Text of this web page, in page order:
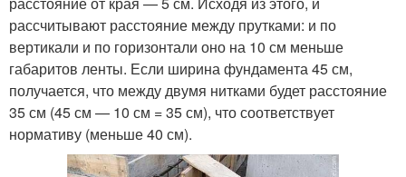
рассчитывают расстояние между прутками: и по
вертикали и по горизонтали оно на 10 см меньше
габаритов ленты. Если ширина фундамента 45 см,
получается, что между двумя нитками будет расстояние
35 см (45 см — 10 см = 35 см), что соответствует
нормативу (меньше 40 см).